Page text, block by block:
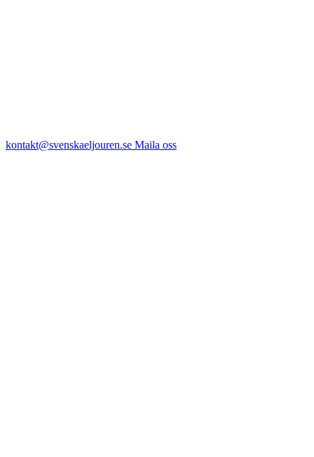
kontakt@svenskaeljouren.se Maila oss